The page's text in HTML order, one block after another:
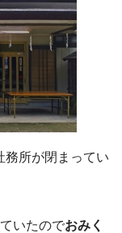
務所が閉まってい
いたのでおみく